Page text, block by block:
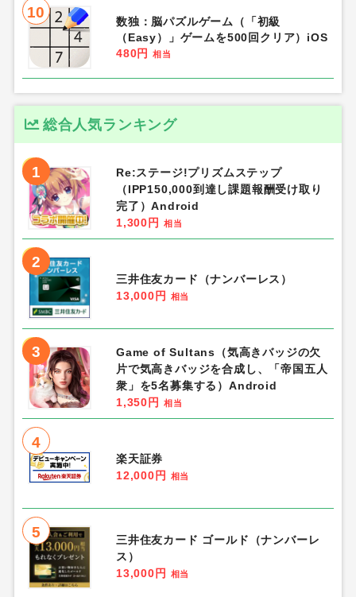
10
数独：脳パズルゲーム（「初級
（Easy）」ゲームを500回クリア）iOS
480円
相当
総合人気ランキング
1
Re:ステージ!プリズムステップ
（IPP150,000到達し課題報酬受け取り
完了）Android
1,300円
相当
2
三井住友カード（ナンバーレス）
13,000円
相当
3
Game of Sultans（気高きバッジの欠
片で気高きバッジを合成し、「帝国五人
衆」を5名募集する）Android
1,350円
相当
4
楽天証券
12,000円
相当
5
三井住友カード ゴールド（ナンバーレ
ス）
13,000円
相当